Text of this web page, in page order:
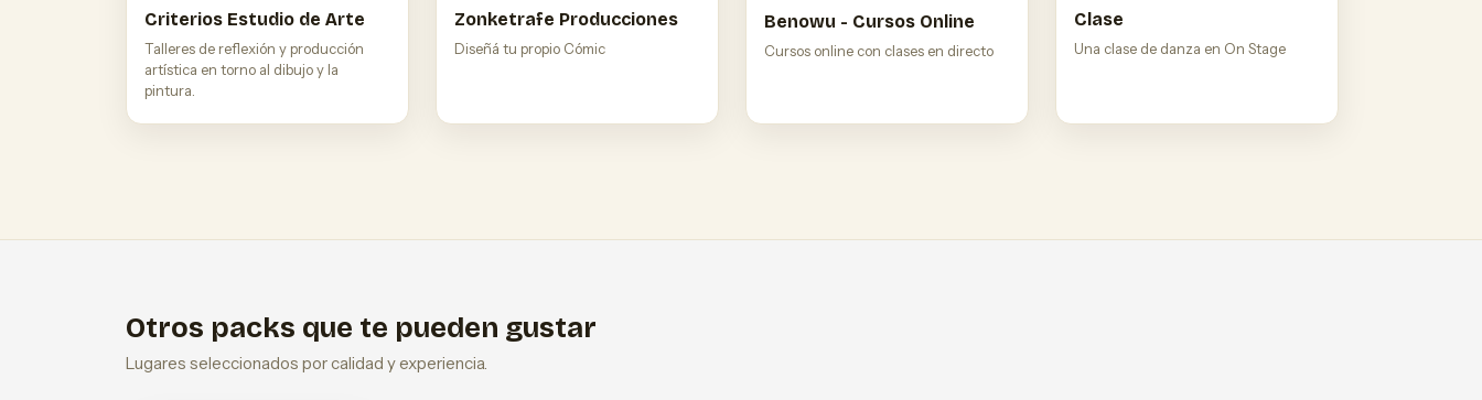
Criterios Estudio de Arte
Talleres de reflexión y producción
artística en torno al dibujo y la
pintura.
Zonketrafe Producciones
Diseñá tu propio Cómic
Benowu - Cursos Online
Cursos online con clases en directo
Clase
Una clase de danza en On Stage
Otros packs que te pueden gustar
Lugares seleccionados por calidad y experiencia.